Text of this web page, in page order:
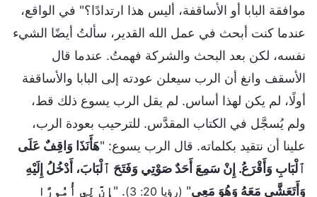
موافقة البابا أو الأساقفة، أليس هذا ارتدادًا؟" في الواقع،
عندما كنت أبحث في عمل الله القدير، سألتُ أيضًا الشيء
نفسه، لكن بعد البحث والشركة فهمتُ. عندما قال
الأسقف وانغ أن الرب سيعلن عودته إلى البابا والأساقفة
أولًا، لم يكن لهذا أساس. لم يقل الرب يسوع ذلك قط،
ولم يُسجَّل في الكتاب المقدَّس. للترحيب بعودة الرب،
علينا أن نتقيد بكلماته. قال الرب يسوع: "هَأَنَذَا وَاقِفٌ عَلَى
ٱلْبَابِ وَأَقْرَعُ. إِنْ سَمِعَ أَحَدٌ صَوْتِي وَفَتَحَ ٱلْبَابَ، أَدْخُلُ إِلَيْهِ
وَأَتَعَشَّى مَعَهُ وَهُوَ مَعِي" (رؤيا 20: 3) . " إِنَّ لِي أُمُورًا